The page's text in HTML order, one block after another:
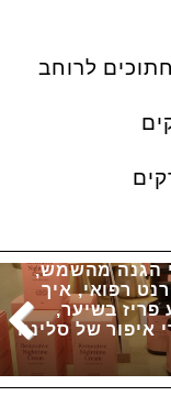
לרוחב
הגנה מהשמש,
רפואי, איך
פריז בשיער,
איפור של סלינה